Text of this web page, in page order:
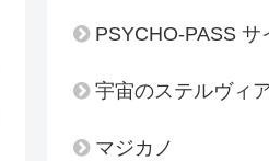
PSYCHO-PASS サ
宇宙のステルヴィ
マジカノ